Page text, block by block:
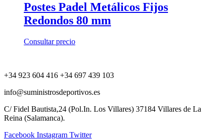
Postes Padel Metálicos Fijos
Redondos 80 mm
Consultar precio
+34 923 604 416 +34 697 439 103
info@suministrosdeportivos.es
C/ Fidel Bautista,24 (Pol.In. Los Villares) 37184 Villares de La
Reina (Salamanca).
Facebook Instagram Twitter